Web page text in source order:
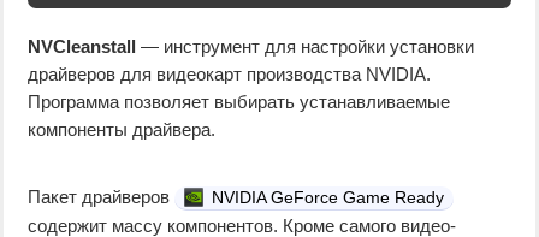
NVCleanstall — инструмент для настройки установки
драйверов для видеокарт производства NVIDIA.
Программа позволяет выбирать устанавливаемые
компоненты драйвера.
Пакет драйверов NVIDIA GeForce Game Ready
содержит массу компонентов. Кроме самого видео-